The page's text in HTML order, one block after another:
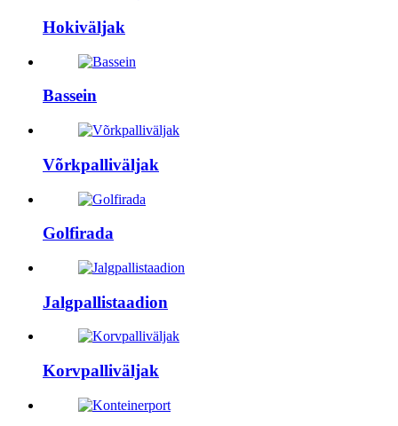
Hokiväljak
Bassein
Võrkpalliväljak
Golfirada
Jalgpallistaadion
Korvpalliväljak